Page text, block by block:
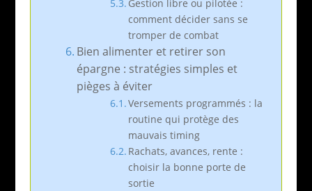
Gestion libre ou pilotée :
comment décider sans se
tromper de combat
Bien alimenter et retirer son
épargne : stratégies simples et
pièges à éviter
Versements programmés : la
routine qui protège des
mauvais timing
Rachats, avances, rente :
choisir la bonne porte de
sortie